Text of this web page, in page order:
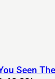
Seen